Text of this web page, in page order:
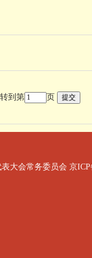
转到第 页
大会常务委员会 京ICP